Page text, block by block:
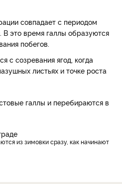
совпадает с периодом
это время галлы образуются
побегов.
с созревания ягод, когда
листьях и точке роста
галлы и перебираются в